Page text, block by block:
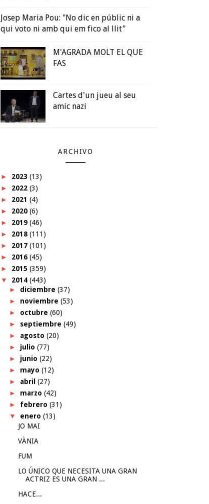
Josep Maria Pou: "No dic en públic ni a
qui voto ni amb qui em fico al llit"
M'AGRADA MOLT EL QUE
FAS
Cartes d'un jueu al seu
amic nazi
ARCHIVO
► 2023 (13)
► 2022 (3)
► 2021 (4)
► 2020 (6)
► 2019 (46)
► 2018 (111)
► 2017 (101)
► 2016 (45)
► 2015 (359)
▼ 2014 (443)
► diciembre (37)
► noviembre (53)
► octubre (60)
► septiembre (49)
► agosto (20)
► julio (77)
► junio (22)
► mayo (12)
► abril (27)
► marzo (42)
► febrero (31)
▼ enero (13)
JO MAI
VÀNIA
FUM
LO ÚNICO QUE NECESITA UNA GRAN
ACTRIZ ES UNA GRAN ...
HACE...